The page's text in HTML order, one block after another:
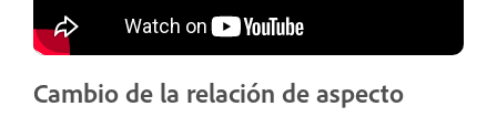
Cambio de la relación de aspecto